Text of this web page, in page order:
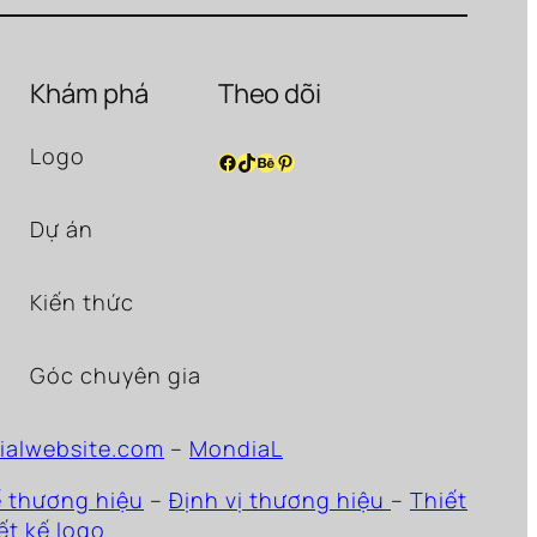
Khám phá
Logo
Dự án
Kiến thức
Góc chuyên gia
Theo dõi
Facebook
TikTok
Behance
Pinterest
– MondiaL
thương hiệu – Định vị thương hiệu – Thiết
kế logo